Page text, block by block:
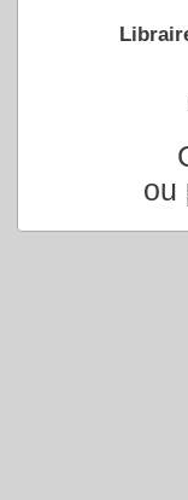
ou